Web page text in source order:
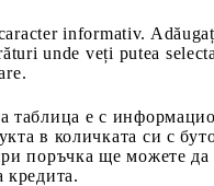
informativ.
unde veți putea
таблица е с
в количката си с
поръчка ще можете да
кредита.